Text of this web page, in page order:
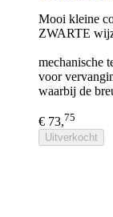
Mooi kleine
ZWARTE
mechanische
voor
waarbij de
€ 73,75
Uitverkocht